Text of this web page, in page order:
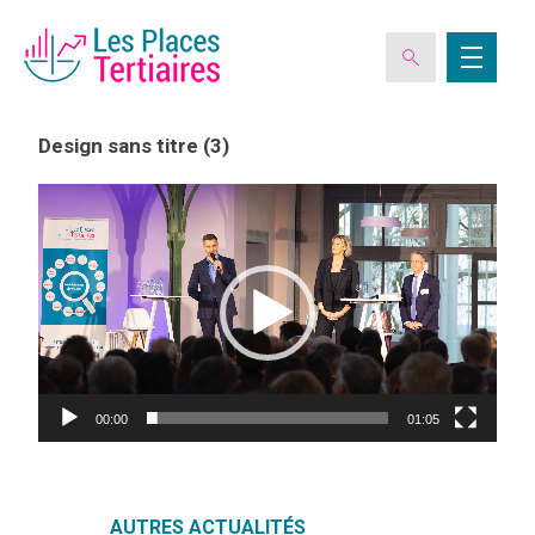
ESPACE ADHÉRENT
L’ASSOCIATION
LES CLUBS DES PLACES TERTIAIRES
Design sans titre (3)
Lecteur
00:00 01:05
AUTRES ACTUALITÉS